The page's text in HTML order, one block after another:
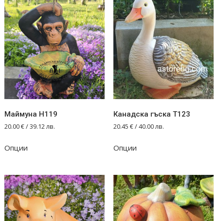
Маймуна Н119
20.00€/ 39.12 лв.
Опции
Канадска гъска Т123
20.45 €/ 40.00 лв.
Опции